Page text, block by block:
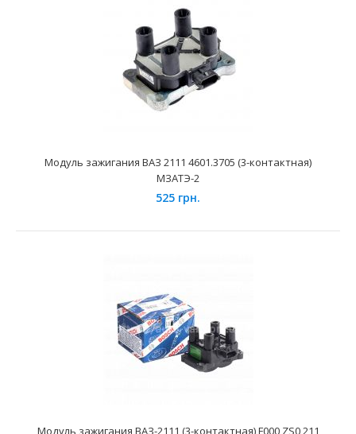
Применение на автомобилях семейства "ЗАЗ-Таврия",
"Daewoo Sens, Lanos 1.4. Модуль зажигания имеет 3-..
1950 грн.
Модуль зажигания ВАЗ 2111 4601.3705 (3-контактная)
МЗАТЭ-2
525 грн.
Модуль зажигания ВАЗ-2111 (3-контактная) F000 ZS0 211